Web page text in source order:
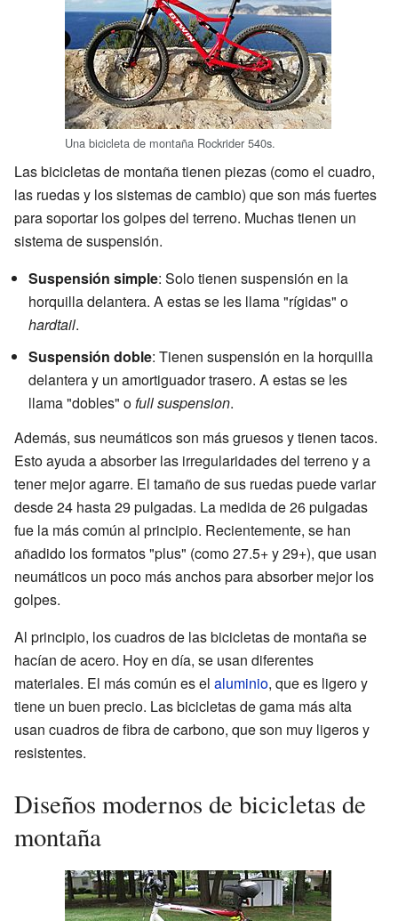
Una bicicleta de montaña Rockrider 540s.
Las bicicletas de montaña tienen piezas (como el cuadro,
las ruedas y los sistemas de cambio) que son más fuertes
para soportar los golpes del terreno. Muchas tienen un
sistema de suspensión.
Suspensión simple: Solo tienen suspensión en la
horquilla delantera. A estas se les llama "rígidas" o
hardtail.
Suspensión doble: Tienen suspensión en la horquilla
delantera y un amortiguador trasero. A estas se les
llama "dobles" ofull suspension.
Además, sus neumáticos son más gruesos y tienen tacos.
Esto ayuda a absorber las irregularidades del terreno y a
tener mejor agarre. El tamaño de sus ruedas puede variar
desde 24 hasta 29 pulgadas. La medida de 26 pulgadas
fue la más común al principio. Recientemente, se han
añadido los formatos "plus" (como 27.5+ y 29+), que usan
neumáticos un poco más anchos para absorber mejor los
golpes.
Al principio, los cuadros de las bicicletas de montaña se
hacían de acero. Hoy en día, se usan diferentes
materiales. El más común es el aluminio, que es ligero y
tiene un buen precio. Las bicicletas de gama más alta
usan cuadros de fibra de carbono, que son muy ligeros y
resistentes.
Diseños modernos de bicicletas de
montaña